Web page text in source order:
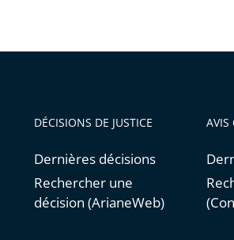
DÉCISIONS DE JUSTICE
Dernières décisions
Rechercher une
décision (ArianeWeb)
AVIS